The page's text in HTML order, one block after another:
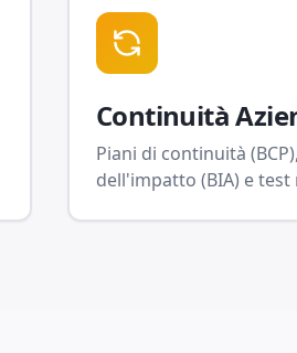
Continuità
Piani di continuità
dell'impatto (BIA) e